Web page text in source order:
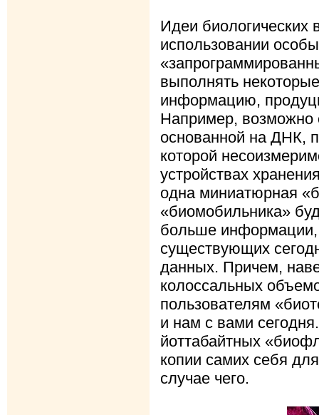
Идеи биологических
использовании
выполнять
информацию,
Например, возможно
основанной на ДНК,
которой
устройствах
одна миниатюрная
«биомобильника»
больше информации,
существующих
данных. Причем,
колоссальных
пользователям
и нам с вами
йоттабайтных
копии самих себя
случае чего.